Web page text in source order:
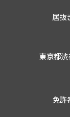
居抜
東京都
免許